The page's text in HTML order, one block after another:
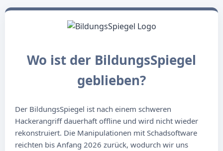
Wo ist der BildungsSpiegel
geblieben?
Der BildungsSpiegel ist nach einem schweren
Hackerangriff dauerhaft offline und wird nicht wieder
rekonstruiert. Die Manipulationen mit Schadsoftware
reichten bis Anfang 2026 zurück, wodurch wir uns